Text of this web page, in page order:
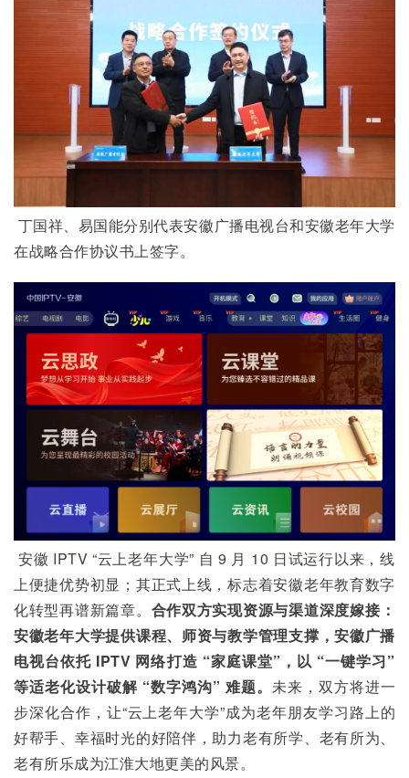
在战略合作协议书上签字。
上便捷优势初显；其正式上线，标志着安徽老年教育数字
化转型再谱新篇章。 合作双方实现资源与渠道深度嫁接：
安徽老年大学提供课程、师资与教学管理支撑，安徽广播
电视台依托 IPTV 网络打造 “家庭课堂”，以 “一键学习”
等适老化设计破解 “数字鸿沟” 难题。 未来，双方将进一
步深化合作，让“云上老年大学”成为老年朋友学习路上的
好帮手、幸福时光的好陪伴，助力老有所学、老有所为、
老有所乐成为江淮大地更美的风景。